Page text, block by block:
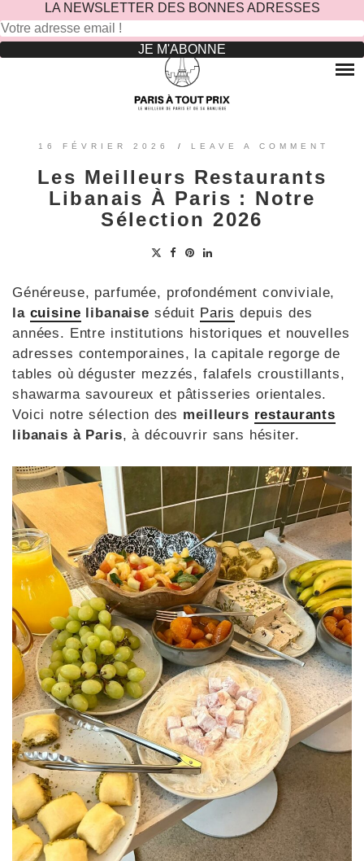
Rechercher :
Skip
OÙ MANGER DANS LE MARAIS ?
OÙ MANGER DANS PARIS 5 -ÈME ?
OÙ MANGER DANS LE 15ÈME ?
OÙ MANGER DANS PARIS 17ÈME ?
VOYAGES
SORTIES ENFANTS
PARCS ATTRACTION BANLIEUE
CONTACTEZ-NOUS
16 FÉVRIER 2026 / LEAVE A COMMENT
Les Meilleurs Restaurants
Libanais À Paris : Notre
Sélection 2026
Généreuse, parfumée, profondément conviviale,
la cuisine libanaise séduit Paris depuis des
années. Entre institutions historiques et nouvelles
adresses contemporaines, la capitale regorge de
tables où déguster mezzés, falafels croustillants,
shawarma savoureux et pâtisseries orientales.
Voici notre sélection des meilleurs restaurants
libanais à Paris, à découvrir sans hésiter.
LA NEWSLETTER DES BONNES ADRESSES